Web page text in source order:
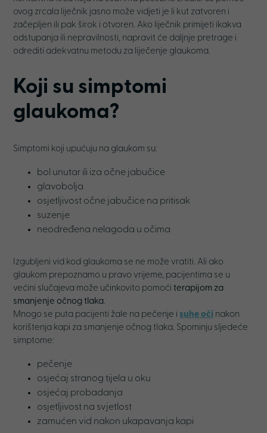
ovog zrcala liječnik jasno može vidjeti je li kut zatvoren i
začepljen ili pak širok i otvoren. Ako liječnik primijeti ikakva
odstupanja ili nepravilnosti, napravit će daljnje pretrage i
odrediti adekvatnu metodu za liječenje glaukoma.
Koji su simptomi
glaukoma?
Simptomi koji upućuju na glaukom su:
bol unutar ili iza očne jabučice
glavobolja
osjetljivost očne jabučice na pritisak
suzenje
neodređena nelagoda u očima
Izgubljeni vid kod glaukoma se ne može vratiti. Ali ako
glaukom prepoznamo u pravo vrijeme, pacijentima se u
većini slučajeva može učinkovito pomoći terapijom za
smanjenje očnog tlaka.
Mnogo se puta pacijenti žale na pečenje i suhe oči nakon
korištenja kapi za smanjenje očnog tlaka. Spominju sljedeće
simptome:
pečenje
osjećaj stranog tijela u oku
osjećaj probadanja
osjetljivost na svjetlost
zamućen vid nakon ukapavanja kapi